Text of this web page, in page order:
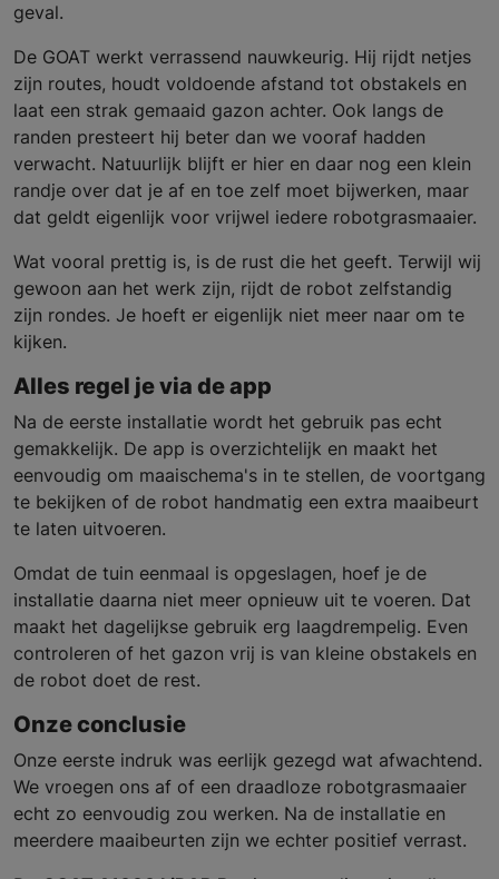
geval.
De GOAT werkt verrassend nauwkeurig. Hij rijdt netjes
zijn routes, houdt voldoende afstand tot obstakels en
laat een strak gemaaid gazon achter. Ook langs de
randen presteert hij beter dan we vooraf hadden
verwacht. Natuurlijk blijft er hier en daar nog een klein
randje over dat je af en toe zelf moet bijwerken, maar
dat geldt eigenlijk voor vrijwel iedere robotgrasmaaier.
Wat vooral prettig is, is de rust die het geeft. Terwijl wij
gewoon aan het werk zijn, rijdt de robot zelfstandig
zijn rondes. Je hoeft er eigenlijk niet meer naar om te
kijken.
Alles regel je via de app
Na de eerste installatie wordt het gebruik pas echt
gemakkelijk. De app is overzichtelijk en maakt het
eenvoudig om maaischema's in te stellen, de voortgang
te bekijken of de robot handmatig een extra maaibeurt
te laten uitvoeren.
Omdat de tuin eenmaal is opgeslagen, hoef je de
installatie daarna niet meer opnieuw uit te voeren. Dat
maakt het dagelijkse gebruik erg laagdrempelig. Even
controleren of het gazon vrij is van kleine obstakels en
de robot doet de rest.
Onze conclusie
Onze eerste indruk was eerlijk gezegd wat afwachtend.
We vroegen ons af of een draadloze robotgrasmaaier
echt zo eenvoudig zou werken. Na de installatie en
meerdere maaibeurten zijn we echter positief verrast.